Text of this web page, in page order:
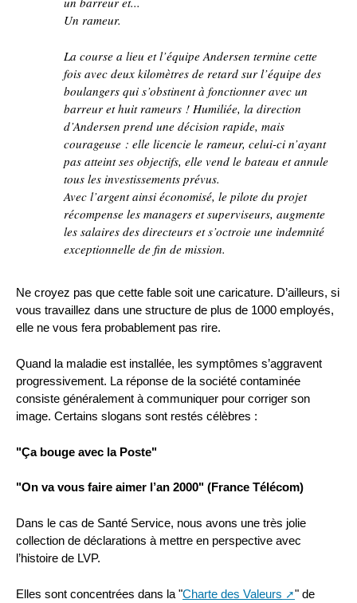
Un rameur.
La course a lieu et l’équipe Andersen termine cette
fois avec deux kilomètres de retard sur l’équipe des
boulangers qui s’obstinent à fonctionner avec un
barreur et huit rameurs ! Humiliée, la direction
d’Andersen prend une décision rapide, mais
courageuse : elle licencie le rameur, celui-ci n’ayant
pas atteint ses objectifs, elle vend le bateau et annule
tous les investissements prévus.
Avec l’argent ainsi économisé, le pilote du projet
récompense les managers et superviseurs, augmente
les salaires des directeurs et s’octroie une indemnité
exceptionnelle de fin de mission.
Ne croyez pas que cette fable soit une caricature. D’ailleurs, si
vous travaillez dans une structure de plus de 1000 employés,
elle ne vous fera probablement pas rire.
Quand la maladie est installée, les symptômes s’aggravent
progressivement. La réponse de la société contaminée
consiste généralement à communiquer pour corriger son
image. Certains slogans sont restés célèbres :
"Ça bouge avec la Poste"
"On va vous faire aimer l’an 2000" (France Télécom)
Dans le cas de Santé Service, nous avons une très jolie
collection de déclarations à mettre en perspective avec
l’histoire de LVP.
Elles sont concentrées dans la "Charte des Valeurs
" de